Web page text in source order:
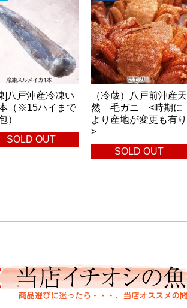
]八戸沖産冷凍い
（※15ハイまで
）
SOLD OUT
（冷蔵）八戸前沖産天
然 毛ガニ <時期に
より産地が変更も有り
>
SOLD OUT